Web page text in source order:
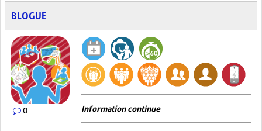
BLOGUE
0 Information continue